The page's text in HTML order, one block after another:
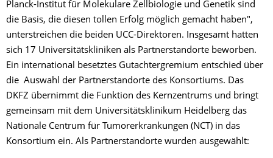
Planck-Institut für Molekulare Zellbiologie und Genetik sind
die Basis, die diesen tollen Erfolg möglich gemacht haben",
unterstreichen die beiden UCC-Direktoren. Insgesamt hatten
sich 17 Universitätskliniken als Partnerstandorte beworben.
Ein international besetztes Gutachtergremium entschied über
die Auswahl der Partnerstandorte des Konsortiums. Das
DKFZ übernimmt die Funktion des Kernzentrums und bringt
gemeinsam mit dem Universitätsklinikum Heidelberg das
Nationale Centrum für Tumorerkrankungen (NCT) in das
Konsortium ein. Als Partnerstandorte wurden ausgewählt: